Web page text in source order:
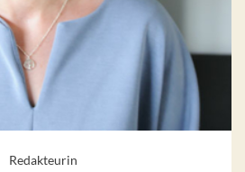
Redakteurin